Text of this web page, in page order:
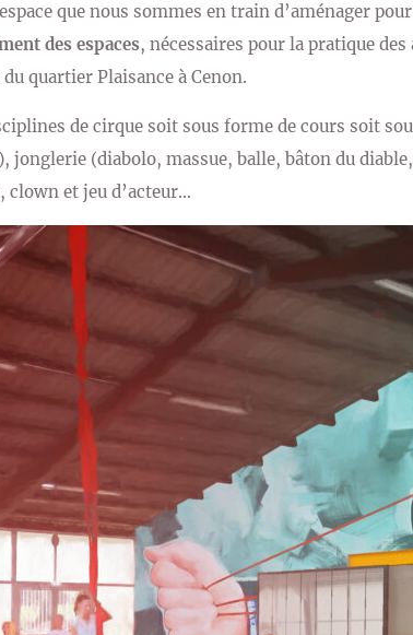
que nous sommes en train d’aménager
des espaces, nécessaires pour la pratique
quartier Plaisance à Cenon.
de cirque soit sous forme de cours soit
jonglerie (diabolo, massue, balle, bâton du
clown et jeu d’acteur…